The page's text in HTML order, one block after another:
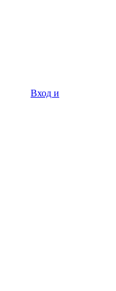
Вход и